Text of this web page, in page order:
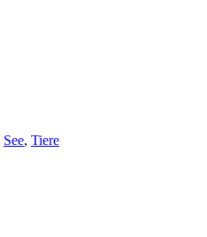
See, Tiere